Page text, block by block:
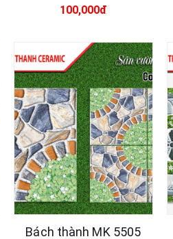
100,000đ
Bách thành MK 5505
SẢN PHẨM MỚI
Xsmart 15053